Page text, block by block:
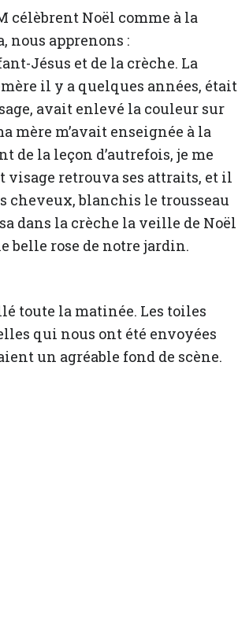
célèbrent Noël comme à la
nous apprenons :
Jésus et de la crèche. La
il y a quelques années, était
avait enlevé la couleur sur
mère m’avait enseignée à la
de la leçon d’autrefois, je me
visage retrouva ses attraits, et il
cheveux, blanchis le trousseau
dans la crèche la veille de Noël
belle rose de notre jardin.
toute la matinée. Les toiles
qui nous ont été envoyées
un agréable fond de scène.